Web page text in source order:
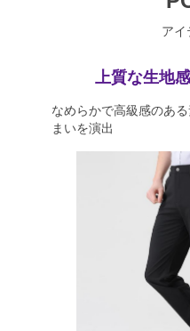
アイ
上質な生地
なめらかで高級感のあ
まいを演出